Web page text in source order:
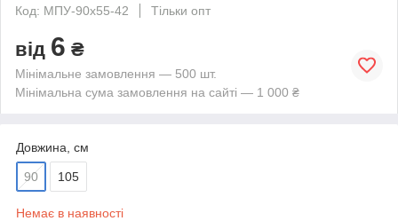
Код: МПУ-90х55-42
Тільки опт
від 6 ₴
Мінімальне замовлення — 500 шт.
Мінімальна сума замовлення на сайті — 1 000 ₴
Довжина, см
90 105
Немає в наявності